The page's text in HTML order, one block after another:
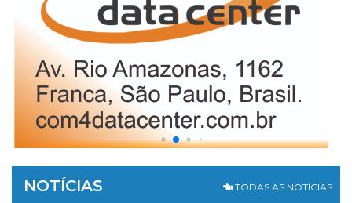
NOTÍCIAS TODAS AS NOTÍCIAS